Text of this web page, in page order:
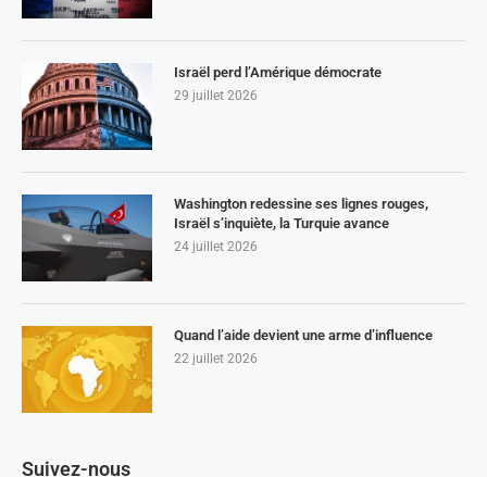
Israël perd l’Amérique démocrate
29 juillet 2026
Washington redessine ses lignes rouges,
Israël s’inquiète, la Turquie avance
24 juillet 2026
Quand l’aide devient une arme d’influence
22 juillet 2026
Suivez-nous